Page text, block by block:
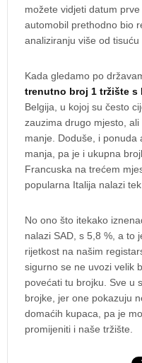
možete vidjeti datum
automobil prethodno bio
analiziranju više od tisuću
Kada gledamo po
trenutno broj 1 tržište s
Belgija, u kojoj su često
zauzima drugo mjesto,
manje. Doduše, i ponuda
manja, pa je i ukupna
Francuska na trećem
popularna Italija nalazi
No ono što itekako
nalazi SAD, s 5,8 %, a to
rijetkost na našim
sigurno se ne uvozi velik
povećati tu brojku. Sve u
brojke, jer one pokazuju
domaćih kupaca, pa je
promijeniti i naše tržište.